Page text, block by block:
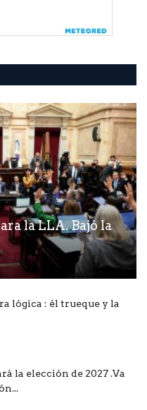
la LLA. Bajó la
lógica : él trueque y la
la elección de 2027 .Va